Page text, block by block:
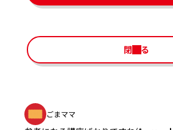
閉じる
ごまママ